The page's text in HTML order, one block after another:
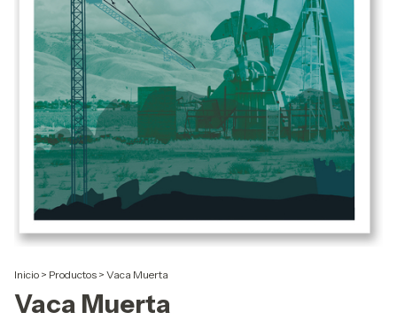
Inicio > Productos > Vaca Muerta
Vaca Muerta